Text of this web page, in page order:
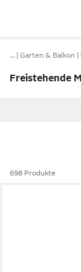
… Garten & Balkon
Freistehende
698 Produkte